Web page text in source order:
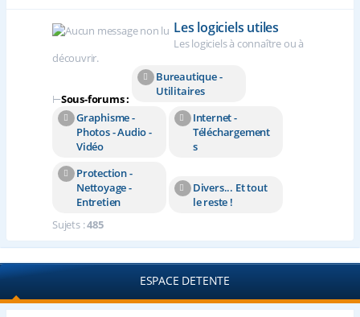
Les logiciels utiles
Les logiciels à connaître ou à
découvrir.
⊢Sous-forums :
Bureautique -
Utilitaires
Graphisme -
Photos - Audio -
Vidéo
Internet -
Téléchargement
s
Protection -
Nettoyage -
Entretien
Divers... Et tout
le reste !
Sujets :485
ESPACE DETENTE